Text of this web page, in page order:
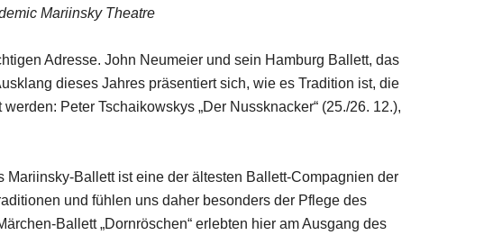
Mariinsky Theatre
Adresse. John Neumeier und sein Hamburg Ballett, das
dieses Jahres präsentiert sich, wie es Tradition ist, die
Peter Tschaikowskys „Der Nussknacker“ (25./26. 12.),
Mariinsky-Ballett ist eine der ältesten Ballett-Compagnien der
und fühlen uns daher besonders der Pflege des
Ballett „Dornröschen“ erlebten hier am Ausgang des